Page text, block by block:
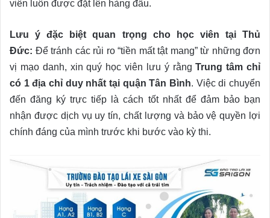
viên luôn được đặt lên hàng đầu.
Lưu ý đặc biệt quan trọng cho học viên tại Thủ
Đức: Để tránh các rủi ro “tiền mất tật mang” từ những đơn
vị mạo danh, xin quý học viên lưu ý rằngTrung tâm chỉ
có 1 địa chỉ duy nhất tại quận Tân Bình. Việc di chuyển
đến đăng ký trực tiếp là cách tốt nhất để đảm bảo bạn
nhận được dịch vụ uy tín, chất lượng và bảo vệ quyền lợi
chính đáng của mình trước khi bước vào kỳ thi.